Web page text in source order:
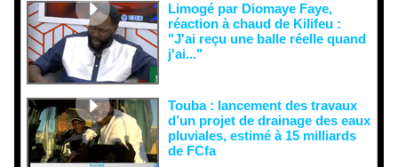
Limogé par Diomaye Faye,
réaction à chaud de Kilifeu :
"J'ai reçu une balle réelle quand
j'ai..."
Touba : lancement des travaux
d’un projet de drainage des eaux
pluviales, estimé à 15 milliards
de FCfa ‎